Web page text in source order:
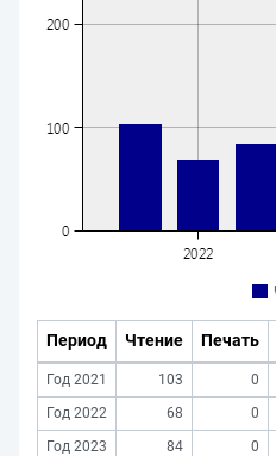
Период Чтение Печать
Год 2021 103 0
Год 2022
68 0
Год 2023
84 0